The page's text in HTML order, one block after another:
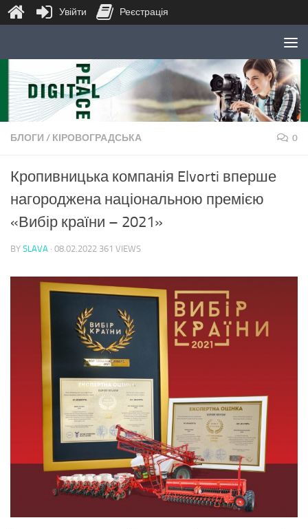
Skip to content
БЛОГИ / КІРОВОГРАДСЬКА 0
Кропивницька компанія Elvorti вперше
нагороджена національною премією
«Вибір країни – 2021»
BY SLAVA · 08.02.2022 361 VIEWS
Увійти Реєстрація